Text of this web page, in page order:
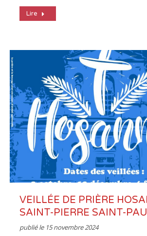
Lire
VEILLÉE DE PRIÈRE
SAINT-PIERRE SAINT-
publié le 15 novembre 2024